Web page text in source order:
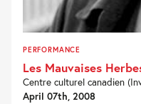
PERFORMANCE
Les Mauvaises
Centre culturel canadien
April 07th, 2008